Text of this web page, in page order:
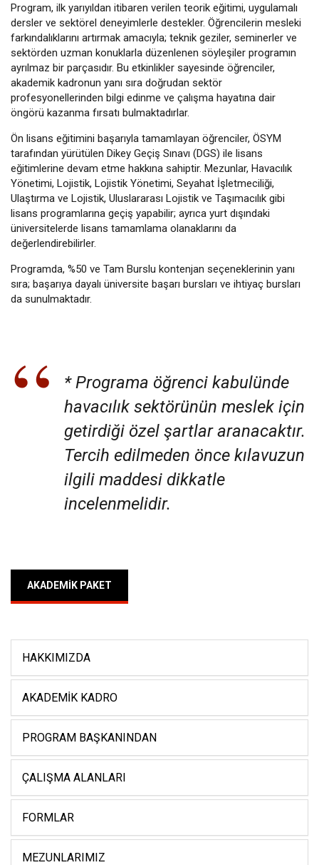
Program, ilk yarıyıldan itibaren verilen teorik eğitimi, uygulamalı
dersler ve sektörel deneyimlerle destekler. Öğrencilerin mesleki
farkındalıklarını artırmak amacıyla; teknik geziler, seminerler ve
sektörden uzman konuklarla düzenlenen söyleşiler programın
ayrılmaz bir parçasıdır. Bu etkinlikler sayesinde öğrenciler,
akademik kadronun yanı sıra doğrudan sektör
profesyonellerinden bilgi edinme ve çalışma hayatına dair
öngörü kazanma fırsatı bulmaktadırlar.
Ön lisans eğitimini başarıyla tamamlayan öğrenciler, ÖSYM
tarafından yürütülen Dikey Geçiş Sınavı (DGS) ile lisans
eğitimlerine devam etme hakkına sahiptir. Mezunlar, Havacılık
Yönetimi, Lojistik, Lojistik Yönetimi, Seyahat İşletmeciliği,
Ulaştırma ve Lojistik, Uluslararası Lojistik ve Taşımacılık gibi
lisans programlarına geçiş yapabilir; ayrıca yurt dışındaki
üniversitelerde lisans tamamlama olanaklarını da
değerlendirebilirler.
Programda, %50 ve Tam Burslu kontenjan seçeneklerinin yanı
sıra; başarıya dayalı üniversite başarı bursları ve ihtiyaç bursları
da sunulmaktadır.
* Programa öğrenci kabulünde
havacılık sektörünün meslek için
getirdiği özel şartlar aranacaktır.
Tercih edilmeden önce kılavuzun
ilgili maddesi dikkatle
incelenmelidir.
AKADEMIK PAKET
HAKKIMIZDA
AKADEMIK KADRO
PROGRAM BAŞKANINDAN
ÇALIŞMA ALANLARI
FORMLAR
MEZUNLARIMIZ